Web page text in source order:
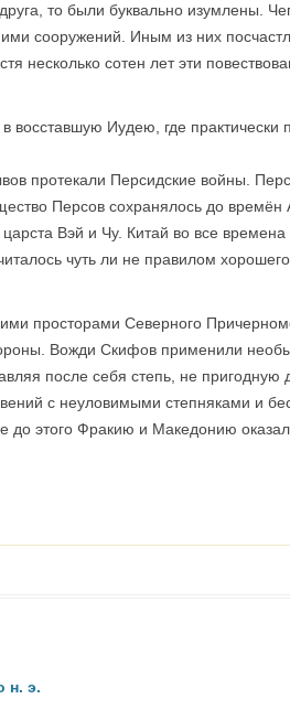
то были буквально изумлены.
сооружений. Иным из них
несколько сотен лет эти
Иудею, где практически
протекали Персидские войны.
Персов сохранялось до времён
Вэй и Чу. Китай во все
чуть ли не правилом
просторами Северного
Вожди Скифов применили
после себя степь, не пригодную
с неуловимыми степняками и
этого Фракию и Македонию
н. э.